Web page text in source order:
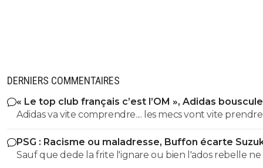
DERNIERS COMMENTAIRES
« Le top club français c’est l’OM », Adidas
PSG
Adidas va vite comprendre.... les mecs vont vite
jambes à leur cou lorsqu'il vont s'apercevoir du club de
clowns qu'est l'Olympique de Marseille. ^^
PSG : Racisme ou maladresse, Buffon écarte
Sauf que dede la frite l'ignare ou bien l'ados rebelle ne